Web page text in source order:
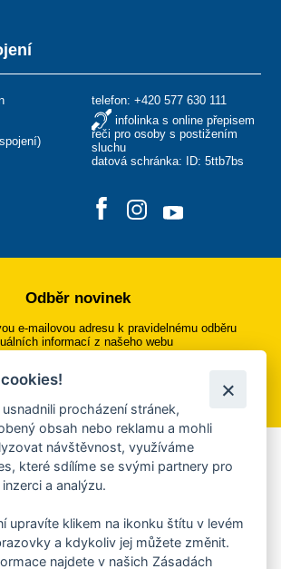
)
telefon: +420 577 630 111
infolinka s online přepisem
řeči pro osoby s postižením
sluchu
datová schránka: ID: 5ttb7bs
Odběr novinek
e-mailovou adresu k pravidelnému odběru
informací z našeho webu
Přihlásit se k odběru
Mobilní rozhlas
do svého mobilu či mailu upozornění na
na kulturní a sportovní akce?
informací o aplikaci
procházení stránek,
obsah nebo reklamu a mohli
návštěvnost, využíváme
které sdílíme se svými partnery pro
a analýzu.
upravíte klikem na ikonku štítu v levém
a kdykoliv jej můžete změnit.
najdete v našich Zásadách